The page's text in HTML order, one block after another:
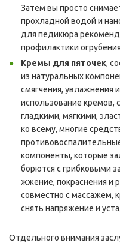
Затем вы просто
прохладной водой и
для педикюра
профилактики
Кремы для пяточек,
из натуральных
смягчения, увлажнения
использование кремов,
гладкими, мягкими,
ко всему, многие
компоненты, которые
борются с грибковыми
жжение, покраснения и
совместно с массажем,
снять напряжение и
Отдельного внимания